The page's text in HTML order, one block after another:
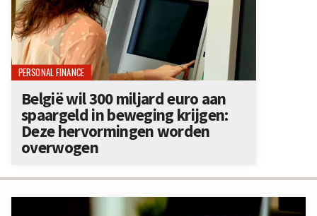
PERSONAL FINANCE
België wil 300 miljard euro aan
spaargeld in beweging krijgen:
Deze hervormingen worden
overwogen